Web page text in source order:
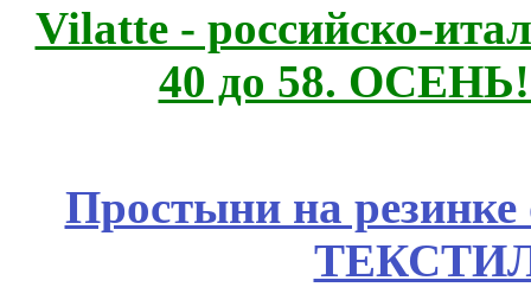
Vilatte - российско-
40 до 58.
Простыни на